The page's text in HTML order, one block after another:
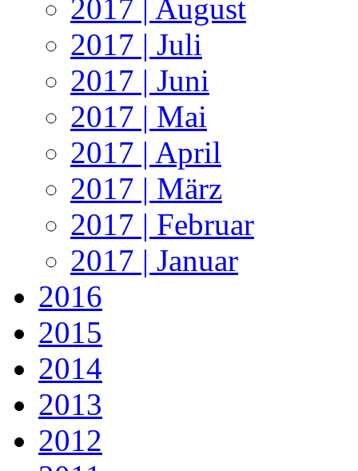
2017 | August
2017 | Juli
2017 | Juni
2017 | Mai
2017 | April
2017 | März
2017 | Februar
2017 | Januar
2016
2015
2014
2013
2012